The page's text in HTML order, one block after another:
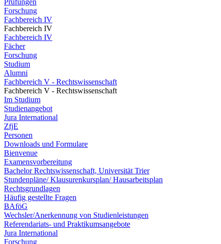
Prüfungen
Forschung
Fachbereich IV
Fachbereich IV
Fachbereich IV
Fächer
Forschung
Studium
Alumni
Fachbereich V - Rechtswissenschaft
Fachbereich V - Rechtswissenschaft
Im Studium
Studienangebot
Jura International
ZfjE
Personen
Downloads und Formulare
Bienvenue
Examensvorbereitung
Bachelor Rechtswissenschaft, Universität Trier
Stundenpläne/ Klausurenkursplan/ Hausarbeitsplan
Rechtsgrundlagen
Häufig gestellte Fragen
BAföG
Wechsler/Anerkennung von Studienleistungen
Referendariats- und Praktikumsangebote
Jura International
Forschung